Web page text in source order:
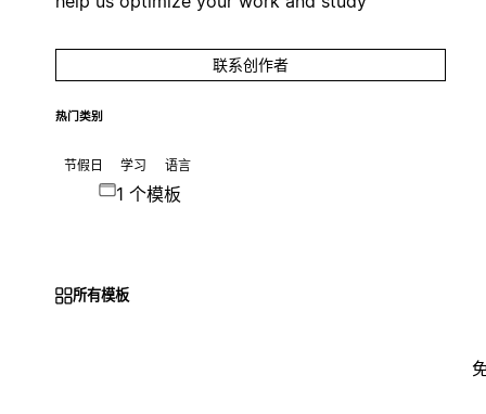
联系创作者
热门类别
节假日 学习 语言
1 个模板
所有模板